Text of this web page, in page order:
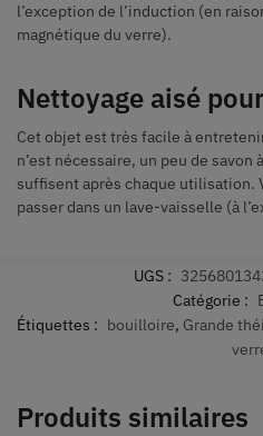
l’exception de l’induction (en
magnétique du verre).
Nettoyage aisé
Cet objet est très facile à
n’est nécessaire, un peu de savon
suffisent après chaque utilisation.
passer dans un lave-vaisselle (à
UGS :
Catégorie :
Étiquettes : bouilloire, Grande
Produits similaires